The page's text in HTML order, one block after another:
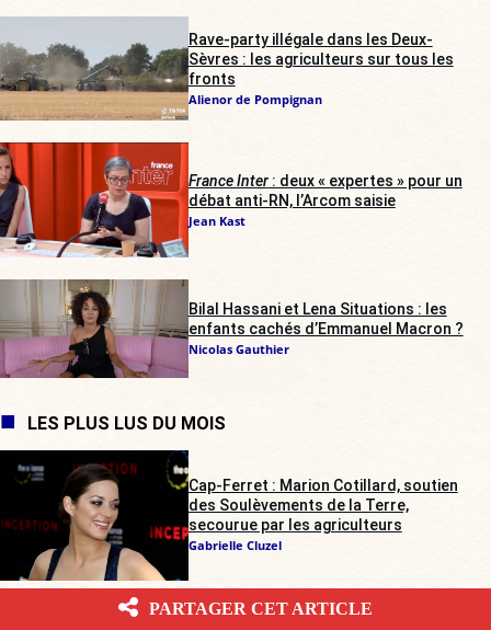
Rave-party illégale dans les Deux-
Sèvres : les agriculteurs sur tous les
fronts
Alienor de Pompignan
France Inter: deux « expertes » pour un
débat anti-RN, l’Arcom saisie
Jean Kast
Bilal Hassani et Lena Situations : les
enfants cachés d’Emmanuel Macron ?
Nicolas Gauthier
LES PLUS LUS DU MOIS
Cap-Ferret : Marion Cotillard, soutien
des Soulèvements de la Terre,
secourue par les agriculteurs
Gabrielle Cluzel
PARTAGER CET ARTICLE